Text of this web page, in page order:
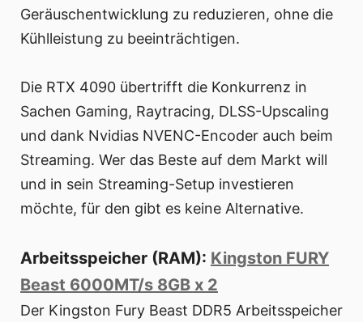
Geräuschentwicklung zu reduzieren, ohne die
Kühlleistung zu beeinträchtigen.
Die RTX 4090 übertrifft die Konkurrenz in
Sachen Gaming, Raytracing, DLSS-Upscaling
und dank Nvidias NVENC-Encoder auch beim
Streaming. Wer das Beste auf dem Markt will
und in sein Streaming-Setup investieren
möchte, für den gibt es keine Alternative.
Arbeitsspeicher (RAM): Kingston FURY
Beast 6000MT/s 8GB x 2
Der Kingston Fury Beast DDR5 Arbeitsspeicher